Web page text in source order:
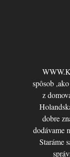
spôsob
z
dobre
dodávame
Staráme